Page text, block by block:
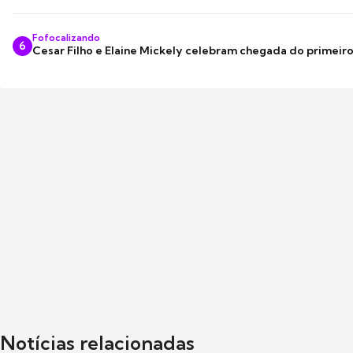
6
Fofocalizando
Cesar Filho e Elaine Mickely celebram chegada do
Notícias relacionadas